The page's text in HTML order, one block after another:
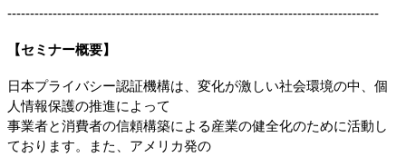
----------------------------------------------------------------------------------
【セミナー概要】
日本プライバシー認証機構は、変化が激しい社会環境の中、個
人情報保護の推進によって
事業者と消費者の信頼構築による産業の健全化のために活動し
ております。また、アメリカ発の